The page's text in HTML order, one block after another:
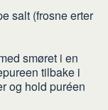
salt (frosne erter
smøret i en
tilbake i
og hold puréen